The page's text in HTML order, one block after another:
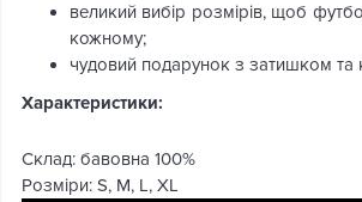
великий вибір розмірів, щоб
кожному;
чудовий подарунок з затишком
Характеристики:
Склад: бавовна 100%
Розміри: S, M, L, XL